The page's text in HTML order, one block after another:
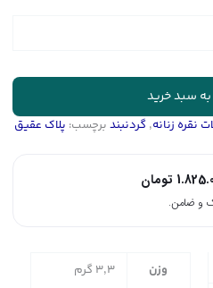
سبد خرید
نقره زنانه, گردنبند برچسب: پلاک عقیق
تومان
وزن 3,3 گرم